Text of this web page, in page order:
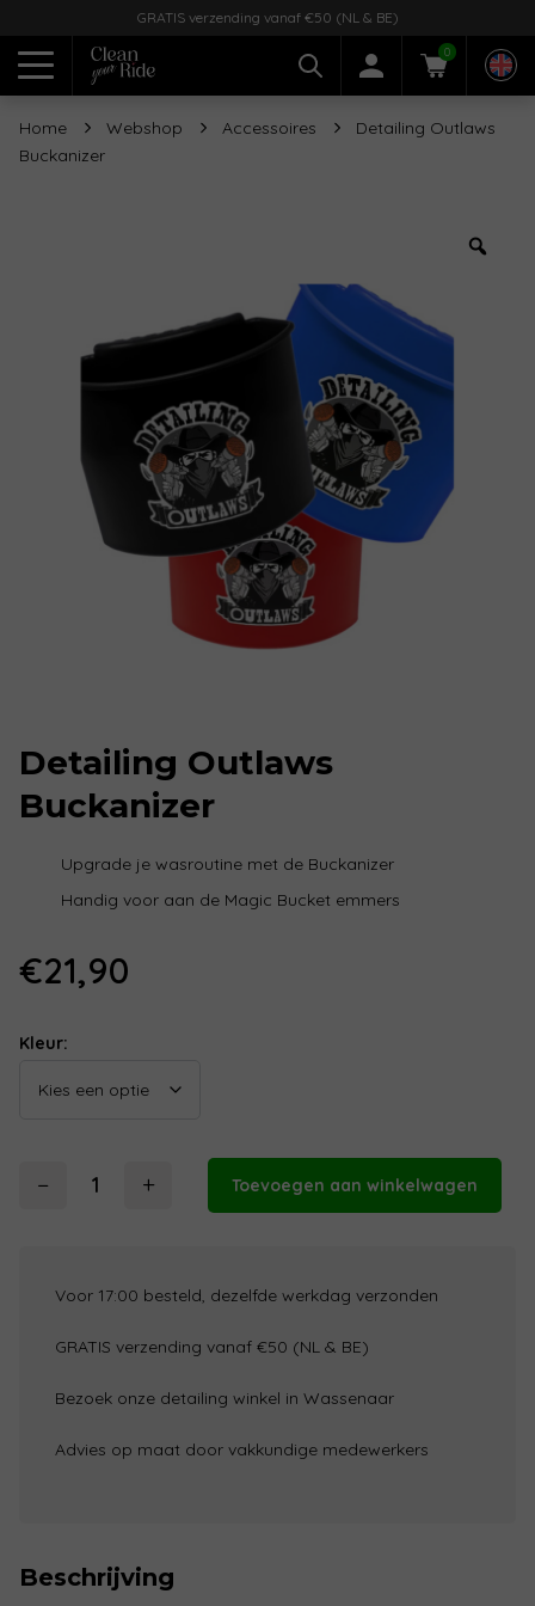
GRATIS verzending vanaf €50 (NL & BE)
0
Home Webshop Accessoires
Detailing Outlaws
Buckanizer
Detailing Outlaws
Buckanizer
Upgrade je wasroutine met de Buckanizer
Handig voor aan de Magic Bucket emmers
€21,90
Kleur:
− + Toevoegen aan winkelwagen
Voor 17:00 besteld, dezelfde werkdag verzonden
GRATIS verzending vanaf €50 (NL & BE)
Bezoek onze detailing winkel in Wassenaar
Advies op maat door vakkundige medewerkers
Beschrijving